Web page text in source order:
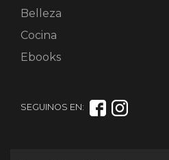
Belleza
Cocina
Ebooks
SEGUINOS EN: